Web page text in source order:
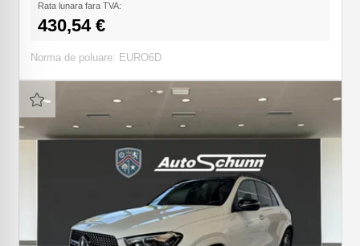
Rata lunara fara TVA:
430,54 €
Norma de poluare: EURO6D